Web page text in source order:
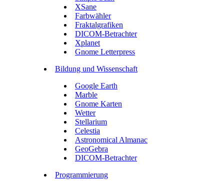
XSane
Farbwähler
Fraktalgrafiken
DICOM-Betrachter
Xplanet
Gnome Letterpress
Bildung und Wissenschaft
Google Earth
Marble
Gnome Karten
Wetter
Stellarium
Celestia
Astronomical Almanac
GeoGebra
DICOM-Betrachter
Programmierung